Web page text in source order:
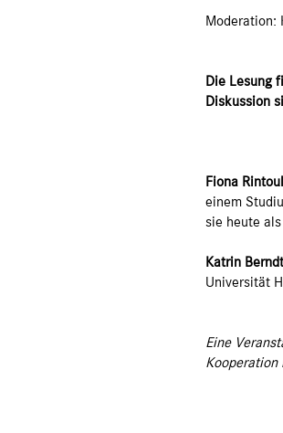
Moderation:
Die Lesung
Diskussion
Fiona Rintoul
einem
sie heute
Katrin
Universität
Eine